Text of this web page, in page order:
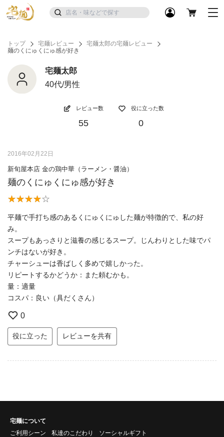
トップ 宅麺レビュー
宅麺太郎の宅麺レビュー
麺のくにゅくにゅ感が好き
宅麺太郎
40代/男性
レビュー数
55
役に立った数
0
2016年02月22日
新旬屋本店 金の鶏中華（ラーメン・醤油）
麺のくにゅくにゅ感が好き
平麺で手打ち感のあるくにゅくにゅした麺が特徴的で、私の好
み。
スープもあっさりと滋養の感じるスープ。じんわりとした味でパ
ンチはないが好き。
チャーシューは香ばしく多めで嬉しかった。
リピートするかどうか：また頼むかも。
量：適量
コスパ：良い（具だくさん）
0
役に立った レビューを共有
宅麺について
ご利用シーン
私達のこだわり ソーシャルギフト